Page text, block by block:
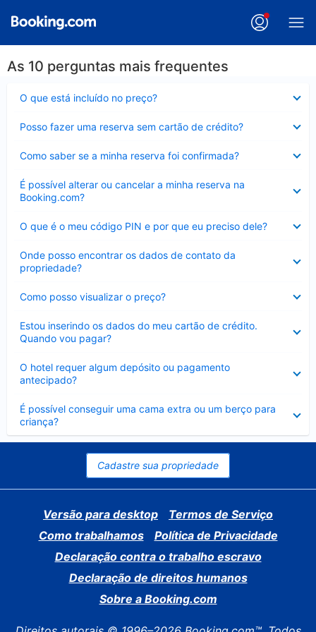
As 10 perguntas mais frequentes
O que está incluído no preço?
Posso fazer uma reserva sem cartão de crédito?
Como saber se a minha reserva foi confirmada?
É possível alterar ou cancelar a minha reserva na
Booking.com?
Contraído
O que é o meu código PIN e por que eu preciso dele?
Onde posso encontrar os dados de contato da
propriedade?
Como posso visualizar o preço?
Estou inserindo os dados do meu cartão de crédito.
Quando vou pagar?
O hotel requer algum depósito ou pagamento
antecipado?
É possível conseguir uma cama extra ou um berço para
criança?
Contraído
Cadastre sua propriedade
Versão para desktop
Termos de Serviço
Como trabalhamos
Política de Privacidade
Declaração contra o trabalho escravo
Declaração de direitos humanos
Sobre a Booking.com